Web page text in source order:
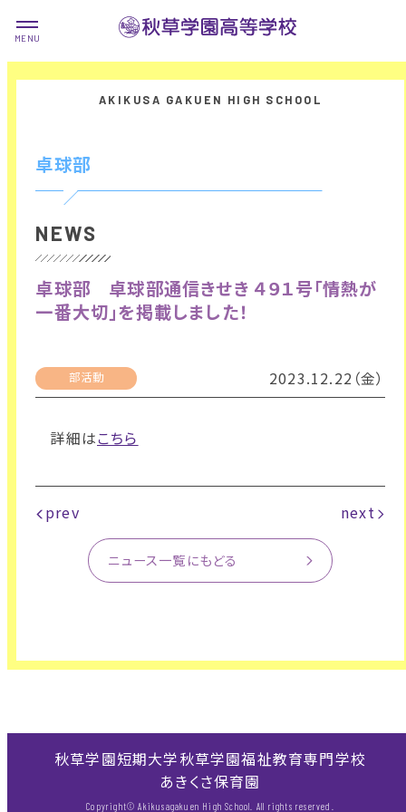
卓球部
NEWS
卓球部 卓球部通信きせき ４９１号「情熱が
一番大切」を掲載しました！
部活動 2023.12.22（金）
詳細はこちら
prev next
ニュース一覧にもどる
秋草学園短期大学秋草学園福祉教育専門学校
あきくさ保育園
Copyright© Akikusagakuen High School. All rights reserved.